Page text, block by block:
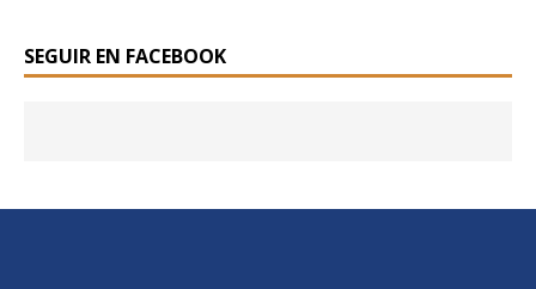
SEGUIR EN FACEBOOK